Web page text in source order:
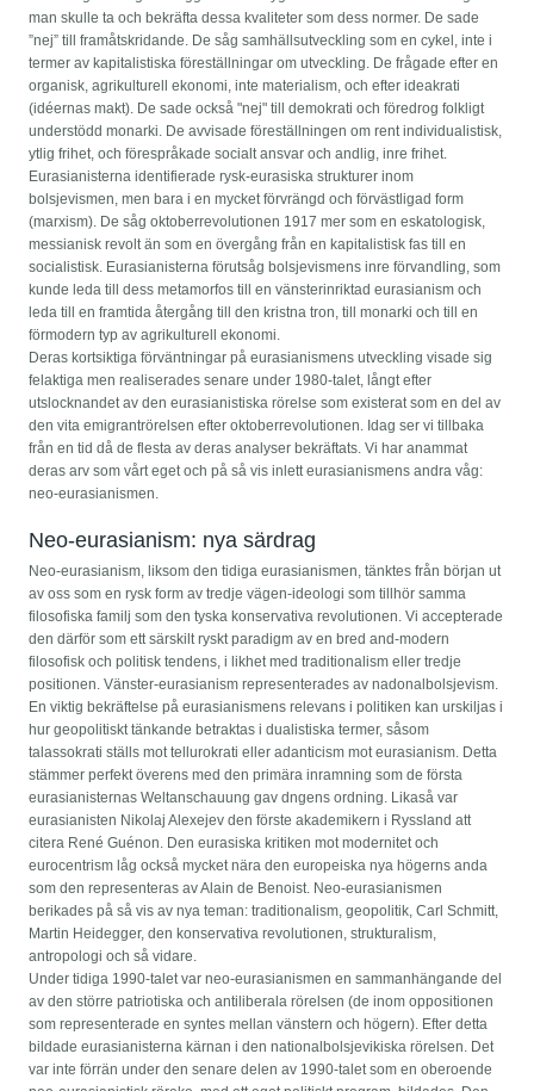
man skulle ta och bekräfta dessa kvaliteter som dess normer. De sade
”nej” till framåtskridande. De såg samhällsutveckling som en cykel, inte i
termer av kapitalistiska föreställningar om utveckling. De frågade efter en
organisk, agrikulturell ekonomi, inte materialism, och efter ideakrati
(idéernas makt). De sade också "nej" till demokrati och föredrog folkligt
understödd monarki. De avvisade föreställningen om rent individualistisk,
ytlig frihet, och förespråkade socialt ansvar och andlig, inre frihet.
Eurasianisterna identifierade rysk-eurasiska strukturer inom
bolsjevismen, men bara i en mycket förvrängd och förvästligad form
(marxism). De såg oktoberrevolutionen 1917 mer som en eskatologisk,
messianisk revolt än som en övergång från en kapitalistisk fas till en
socialistisk. Eurasianisterna förutsåg bolsjevismens inre förvandling, som
kunde leda till dess metamorfos till en vänsterinriktad eurasianism och
leda till en framtida återgång till den kristna tron, till monarki och till en
förmodern typ av agrikulturell ekonomi.
Deras kortsiktiga förväntningar på eurasianismens utveckling visade sig
felaktiga men realiserades senare under 1980-talet, långt efter
utslocknandet av den eurasianistiska rörelse som existerat som en del av
den vita emigrantrörelsen efter oktoberrevolutionen. Idag ser vi tillbaka
från en tid då de flesta av deras analyser bekräftats. Vi har anammat
deras arv som vårt eget och på så vis inlett eurasianismens andra våg:
neo-eurasianismen.
Neo-eurasianism: nya särdrag
Neo-eurasianism, liksom den tidiga eurasianismen, tänktes från början ut
av oss som en rysk form av tredje vägen-ideologi som tillhör samma
filosofiska familj som den tyska konservativa revolutionen. Vi accepterade
den därför som ett särskilt ryskt paradigm av en bred and-modern
filosofisk och politisk tendens, i likhet med traditionalism eller tredje
positionen. Vänster-eurasianism representerades av nadonalbolsjevism.
En viktig bekräftelse på eurasianismens relevans i politiken kan urskiljas i
hur geopolitiskt tänkande betraktas i dualistiska termer, såsom
talassokrati ställs mot tellurokrati eller adanticism mot eurasianism. Detta
stämmer perfekt överens med den primära inramning som de första
eurasianisternas Weltanschauung gav dngens ordning. Likaså var
eurasianisten Nikolaj Alexejev den förste akademikern i Ryssland att
citera René Guénon. Den eurasiska kritiken mot modernitet och
eurocentrism låg också mycket nära den europeiska nya högerns anda
som den representeras av Alain de Benoist. Neo-eurasianismen
berikades på så vis av nya teman: traditionalism, geopolitik, Carl Schmitt,
Martin Heidegger, den konservativa revolutionen, strukturalism,
antropologi och så vidare.
Under tidiga 1990-talet var neo-eurasianismen en sammanhängande del
av den större patriotiska och antiliberala rörelsen (de inom oppositionen
som representerade en syntes mellan vänstern och högern). Efter detta
bildade eurasianisterna kärnan i den nationalbolsjevikiska rörelsen. Det
var inte förrän under den senare delen av 1990-talet som en oberoende